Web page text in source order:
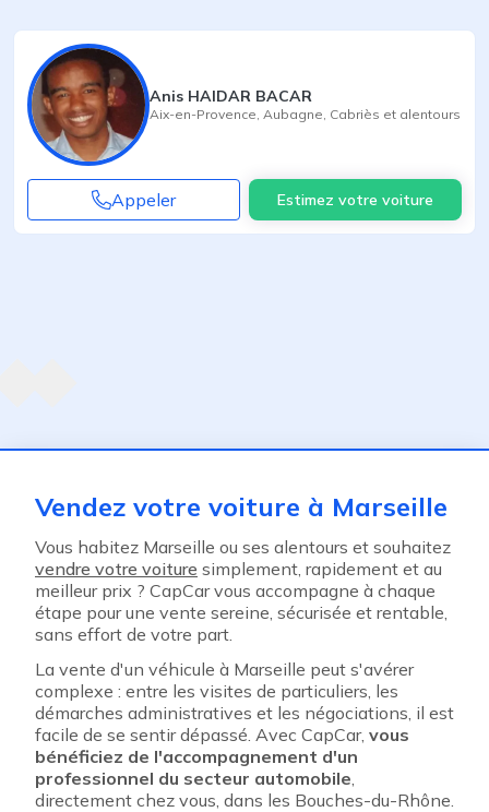
Anis HAIDAR BACAR
Aix-en-Provence Aubagne Cabriès et alentours
Appeler Estimez votre voiture
Vendez votre voiture à Marseille
Vous habitez Marseille ou ses alentours et souhaitez
vendre votre voiture simplement, rapidement et au
meilleur prix ? CapCar vous accompagne à chaque
étape pour une vente sereine, sécurisée et rentable,
sans effort de votre part.
La vente d'un véhicule à Marseille peut s'avérer
complexe : entre les visites de particuliers, les
démarches administratives et les négociations, il est
facile de se sentir dépassé. Avec CapCar, vous
bénéficiez de l'accompagnement d'un
professionnel du secteur automobile,
directement chez vous, dans les Bouches-du-Rhône.